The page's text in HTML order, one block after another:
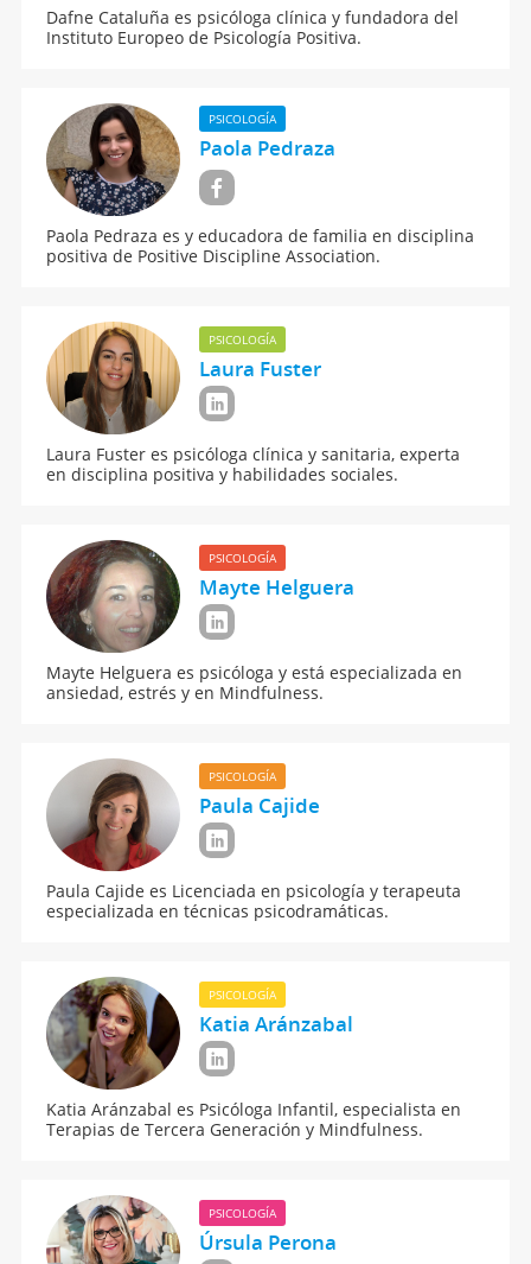
Dafne Cataluña es psicóloga clínica y fundadora del
Instituto Europeo de Psicología Positiva.
PSICOLOGÍA
Paola Pedraza
Paola Pedraza es y educadora de familia en disciplina
positiva de Positive Discipline Association.
PSICOLOGÍA
Laura Fuster
Laura Fuster es psicóloga clínica y sanitaria, experta
en disciplina positiva y habilidades sociales.
PSICOLOGÍA
Mayte Helguera
Mayte Helguera es psicóloga y está especializada en
ansiedad, estrés y en Mindfulness.
PSICOLOGÍA
Paula Cajide
Paula Cajide es Licenciada en psicología y terapeuta
especializada en técnicas psicodramáticas.
PSICOLOGÍA
Katia Aránzabal
Katia Aránzabal es Psicóloga Infantil, especialista en
Terapias de Tercera Generación y Mindfulness.
PSICOLOGÍA
Úrsula Perona